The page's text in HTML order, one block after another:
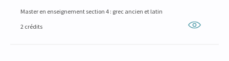
Master en enseignement section 4 : grec ancien et latin
2 crédits